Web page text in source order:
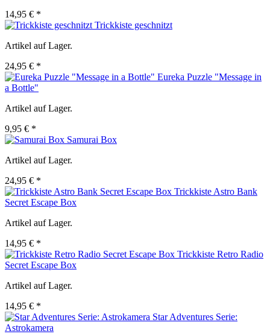
14,95 € *
Trickkiste geschnitzt
Artikel auf Lager.
24,95 € *
Eureka Puzzle "Message in
a Bottle"
Artikel auf Lager.
9,95 € *
Samurai Box
Artikel auf Lager.
24,95 € *
Trickkiste Astro Bank
Secret Escape Box
Artikel auf Lager.
14,95 € *
Trickkiste Retro Radio
Secret Escape Box
Artikel auf Lager.
14,95 € *
Star Adventures Serie:
Astrokamera